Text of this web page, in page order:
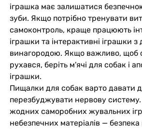
іграшка має залишатися
зуби. Якщо потрібно тренувати
самоконтроль, краще працюють
іграшки та інтерактивні іграшки
винагородою. Якщо важливо, щоб
рухався, беріть м'ячі для собак і
іграшки.
Пищалки для собак варто давати
перезбуджувати нервову систему.
жодних саморобних жувальних
небезпечних матеріалів —